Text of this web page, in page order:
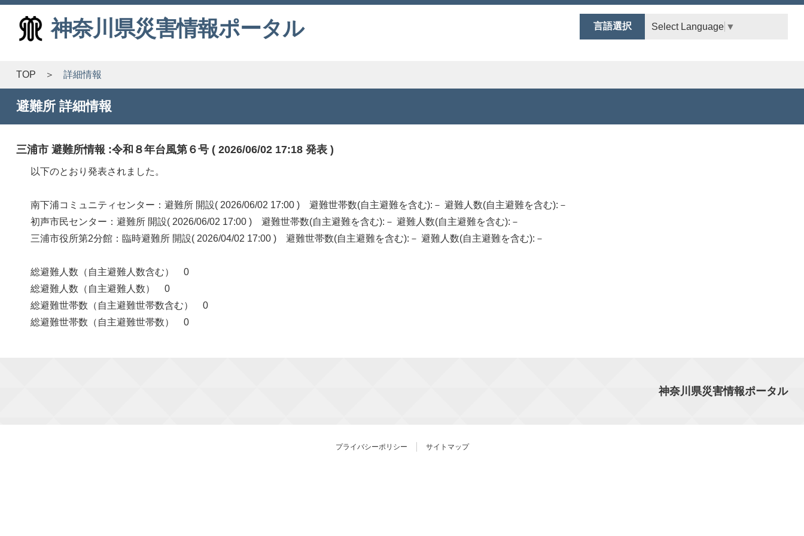
言語選択 Select Language ▼
神奈川県災害情報ポータル
TOP 詳細情報
避難所 詳細情報
三浦市 避難所情報 :令和８年台風第６号 ( 2026/06/02 17:18 発表 )
以下のとおり発表されました。
南下浦コミュニティセンター：避難所 開設( 2026/06/02 17:00 ) 避難世帯数(自主避難を含む):－ 避難人数(自主避難を含む):－
初声市民センター：避難所 開設( 2026/06/02 17:00 ) 避難世帯数(自主避難を含む):－ 避難人数(自主避難を含む):－
三浦市役所第2分館：臨時避難所 開設( 2026/04/02 17:00 ) 避難世帯数(自主避難を含む):－ 避難人数(自主避難を含む):－
総避難人数（自主避難人数含む） 0
総避難人数（自主避難人数） 0
総避難世帯数（自主避難世帯数含む） 0
総避難世帯数（自主避難世帯数） 0
神奈川県災害情報ポータル
プライバシーポリシー サイトマップ